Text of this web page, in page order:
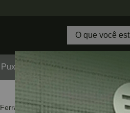
Puxadores
Ferramentas Elétricas Lixadeiras